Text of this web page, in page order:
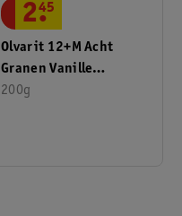
Olvarit 12+M Acht
Granen Vanille
Ontbijtpap
200g
2.
45